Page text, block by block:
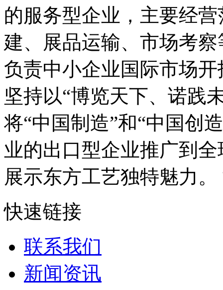
的服务型企业，主要经
建、展品运输、市场考
负责中小企业国际市场
坚持以“博览天下、诺践
将“中国制造”和“中国创
业的出口型企业推广到
展示东方工艺独特魅力
快速链接
联系我们
新闻资讯